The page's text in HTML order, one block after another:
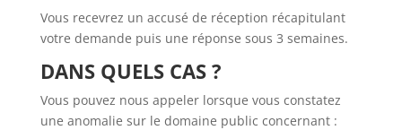
Vous recevrez un accusé de réception récapitulant
votre demande puis une réponse sous 3 semaines.
DANS QUELS CAS ?
Vous pouvez nous appeler lorsque vous constatez
une anomalie sur le domaine public concernant :